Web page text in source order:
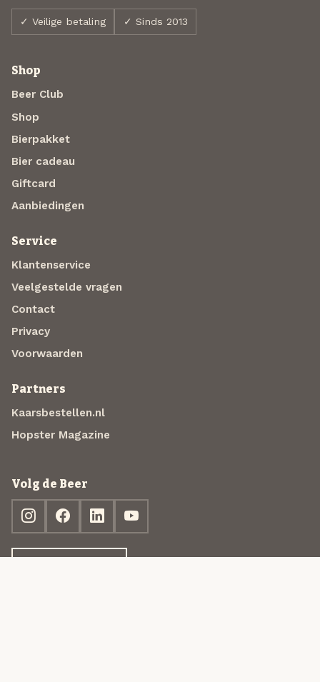
✓ Veilige betaling ✓ Sinds 2013
Shop
Beer Club
Shop
Bierpakket
Bier cadeau
Giftcard
Aanbiedingen
Service
Klantenservice
Veelgestelde vragen
Contact
Privacy
Voorwaarden
Partners
Kaarsbestellen.nl
Hopster Magazine
Volg de Beer